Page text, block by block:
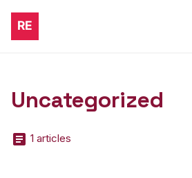
Uncategorized
1 articles